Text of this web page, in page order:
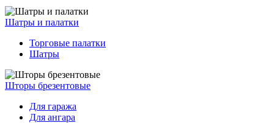
Шатры и палатки
Торговые палатки
Шатры
Шторы брезентовые
Для гаража
Для ангара